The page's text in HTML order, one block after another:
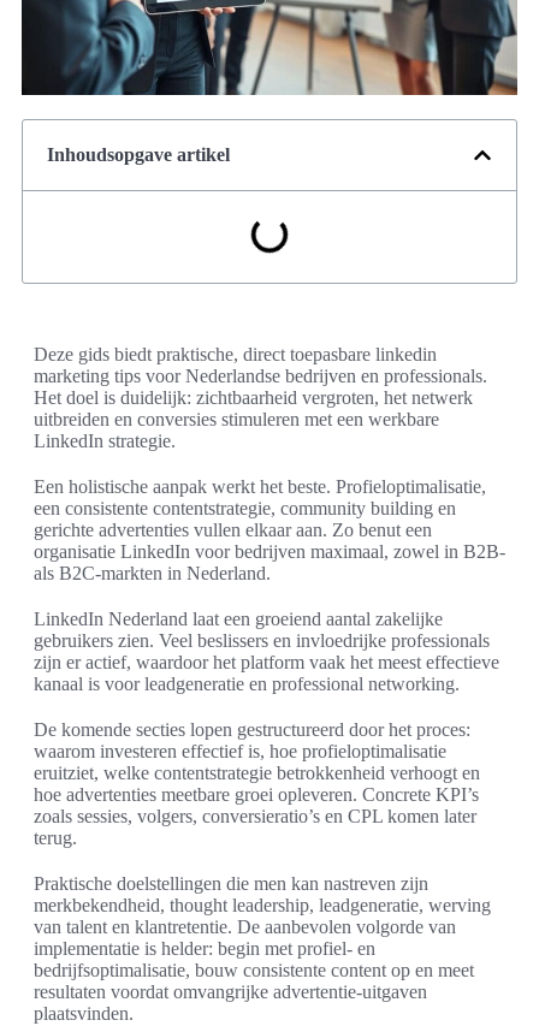
Inhoudsopgave artikel
Deze gids biedt praktische, direct toepasbare linkedin
marketing tips voor Nederlandse bedrijven en professionals.
Het doel is duidelijk: zichtbaarheid vergroten, het netwerk
uitbreiden en conversies stimuleren met een werkbare
LinkedIn strategie.
Een holistische aanpak werkt het beste. Profieloptimalisatie,
een consistente contentstrategie, community building en
gerichte advertenties vullen elkaar aan. Zo benut een
organisatie LinkedIn voor bedrijven maximaal, zowel in B2B-
als B2C-markten in Nederland.
LinkedIn Nederland laat een groeiend aantal zakelijke
gebruikers zien. Veel beslissers en invloedrijke professionals
zijn er actief, waardoor het platform vaak het meest effectieve
kanaal is voor leadgeneratie en professional networking.
De komende secties lopen gestructureerd door het proces:
waarom investeren effectief is, hoe profieloptimalisatie
eruitziet, welke contentstrategie betrokkenheid verhoogt en
hoe advertenties meetbare groei opleveren. Concrete KPI’s
zoals sessies, volgers, conversieratio’s en CPL komen later
terug.
Praktische doelstellingen die men kan nastreven zijn
merkbekendheid, thought leadership, leadgeneratie, werving
van talent en klantretentie. De aanbevolen volgorde van
implementatie is helder: begin met profiel- en
bedrijfsoptimalisatie, bouw consistente content op en meet
resultaten voordat omvangrijke advertentie-uitgaven
plaatsvinden.